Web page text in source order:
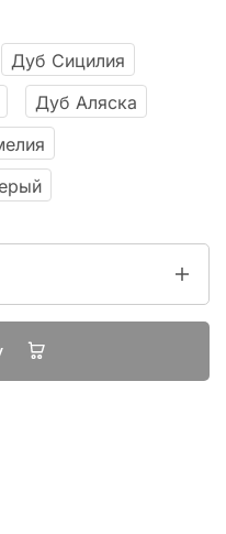
Дуб Сицилия
Дуб Аляска